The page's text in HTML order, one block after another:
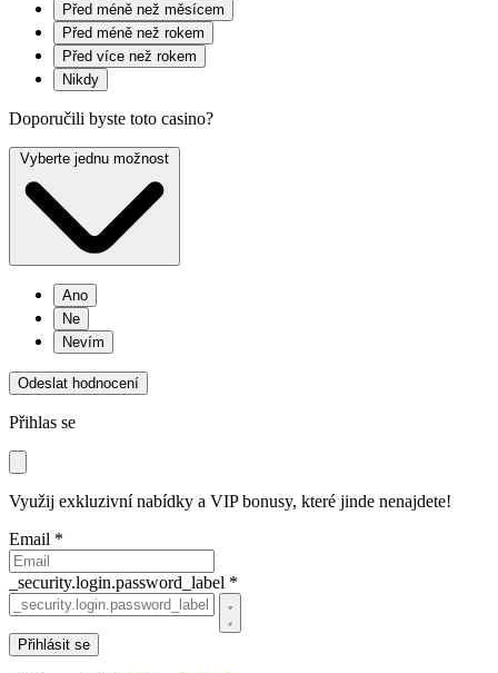
Před méně než měsícem
Před méně než rokem
Před více než rokem
Nikdy
Doporučili byste toto casino?
Vyberte jednu možnost
Ano
Ne
Nevím
Odeslat hodnocení
Přihlas se
Využij exkluzivní nabídky a VIP bonusy, které jinde nenajdete!
Email *
_security.login.password_label *
Přihlásit se